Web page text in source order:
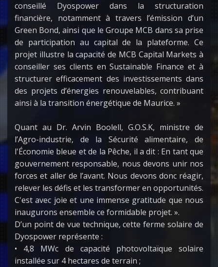
conseillé Dyospower dans la structuration
financière, notamment à travers l’émission d’un
Green Bond, ainsi que le Groupe MCB dans sa prise
de participation au capital de la plateforme. Ce
projet illustre la capacité de MCB Capital Markets à
conseiller ses clients en Sustainable Finance et à
structurer efficacement des investissements dans
des projets d’énergies renouvelables, contribuant
ainsi à la transition énergétique de Maurice. »
Quant au Dr. Arvin Boolell, G.O.S.K, ministre de
l’Agro-industrie, de la Sécurité alimentaire, de
l'Économie bleue et de la Pêche, il a dit : En tant que
gouvernement responsable, nous devons unir nos
forces et aller de l’avant. Nous devons donc réagir,
relever les défis et les transformer en opportunités.
C'est avec joie et une immense gratitude que nous
inaugurons ensemble ce formidable projet. ».
D’un point de vue technique, cette ferme solaire de
Dyospower représente :
• 4,8 MWc de capacité photovoltaïque solaire
installée sur 4 hectares de terrain ;